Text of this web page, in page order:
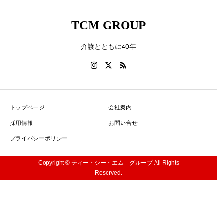
TCM GROUP
介護とともに40年
トップページ 会社案内
採用情報 お問い合せ
プライバシーポリシー
Copyright © ティー・シー・エム グループ All Rights
Reserved.